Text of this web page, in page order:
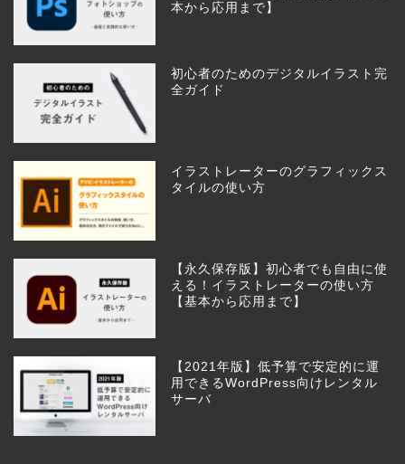
本から応用まで】
初心者のためのデジタルイラスト完
全ガイド
イラストレーターのグラフィックス
タイルの使い方
【永久保存版】初心者でも自由に使
える！イラストレーターの使い方
【基本から応用まで】
【2021年版】低予算で安定的に運
用できるWordPress向けレンタル
サーバ